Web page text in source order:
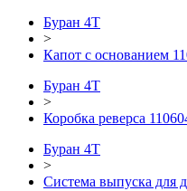
Буран 4Т
>
Капот с основанием
Буран 4Т
>
Коробка реверса
Буран 4Т
>
Система выпуска для